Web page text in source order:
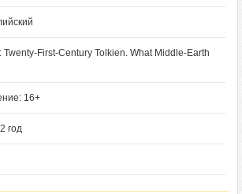
Twenty-First-Century Tolkien. What Middle-Earth
16+
год